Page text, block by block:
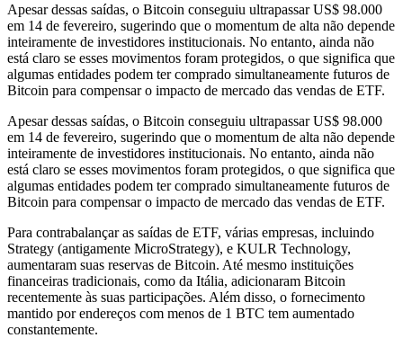
Apesar dessas saídas, o Bitcoin conseguiu ultrapassar US$ 98.000
em 14 de fevereiro, sugerindo que o momentum de alta não depende
inteiramente de investidores institucionais. No entanto, ainda não
está claro se esses movimentos foram protegidos, o que significa que
algumas entidades podem ter comprado simultaneamente futuros de
Bitcoin para compensar o impacto de mercado das vendas de ETF.
Apesar dessas saídas, o Bitcoin conseguiu ultrapassar US$ 98.000
em 14 de fevereiro, sugerindo que o momentum de alta não depende
inteiramente de investidores institucionais. No entanto, ainda não
está claro se esses movimentos foram protegidos, o que significa que
algumas entidades podem ter comprado simultaneamente futuros de
Bitcoin para compensar o impacto de mercado das vendas de ETF.
Para contrabalançar as saídas de ETF, várias empresas, incluindo
Strategy (antigamente MicroStrategy), e KULR Technology,
aumentaram suas reservas de Bitcoin. Até mesmo instituições
financeiras tradicionais, como da Itália, adicionaram Bitcoin
recentemente às suas participações. Além disso, o fornecimento
mantido por endereços com menos de 1 BTC tem aumentado
constantemente.